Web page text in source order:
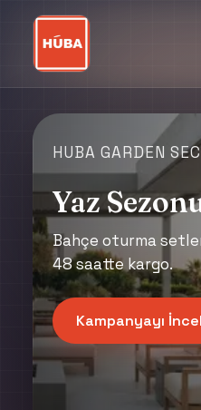
HUBA GARDEN
Dış
Grupları
Bahçenize özel
ve minder
Paketleri Gör